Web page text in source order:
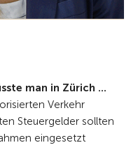
man in Zürich ...
Verkehr
Steuergelder sollten
eingesetzt